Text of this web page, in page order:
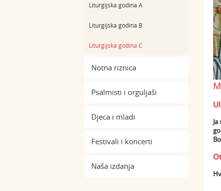
Liturgijska godina A
Liturgijska godina B
Liturgijska godina C
Notna riznica
Psalmisti i orguljaši
Djeca i mladi
Festivali i koncerti
Naša izdanja